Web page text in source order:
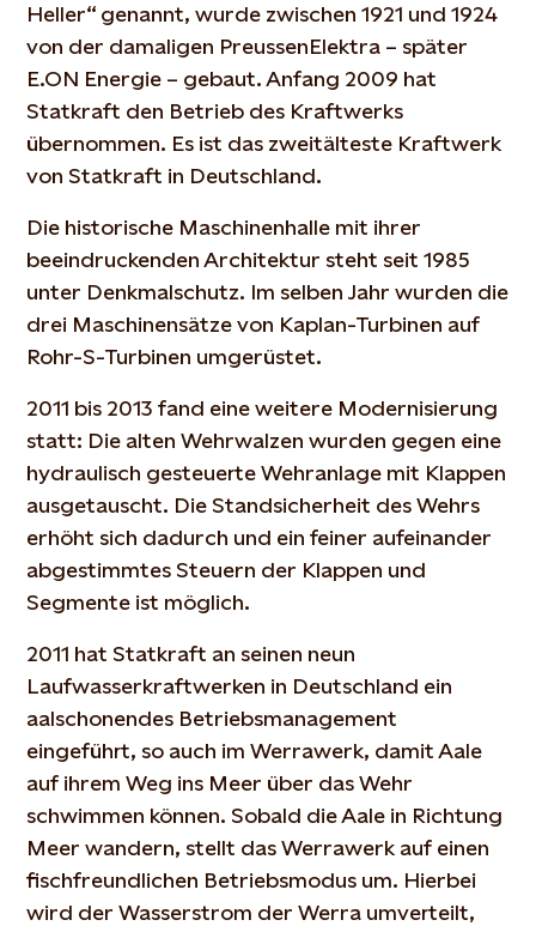
Heller“ genannt, wurde zwischen 1921 und 1924
von der damaligen PreussenElektra – später
E.ON Energie – gebaut. Anfang 2009 hat
Statkraft den Betrieb des Kraftwerks
übernommen. Es ist das zweitälteste Kraftwerk
von Statkraft in Deutschland.
Die historische Maschinenhalle mit ihrer
beeindruckenden Architektur steht seit 1985
unter Denkmalschutz. Im selben Jahr wurden die
drei Maschinensätze von Kaplan-Turbinen auf
Rohr-S-Turbinen umgerüstet.
2011 bis 2013 fand eine weitere Modernisierung
statt: Die alten Wehrwalzen wurden gegen eine
hydraulisch gesteuerte Wehranlage mit Klappen
ausgetauscht. Die Standsicherheit des Wehrs
erhöht sich dadurch und ein feiner aufeinander
abgestimmtes Steuern der Klappen und
Segmente ist möglich.
2011 hat Statkraft an seinen neun
Laufwasserkraftwerken in Deutschland ein
aalschonendes Betriebsmanagement
eingeführt, so auch im Werrawerk, damit Aale
auf ihrem Weg ins Meer über das Wehr
schwimmen können. Sobald die Aale in Richtung
Meer wandern, stellt das Werrawerk auf einen
fischfreundlichen Betriebsmodus um. Hierbei
wird der Wasserstrom der Werra umverteilt,